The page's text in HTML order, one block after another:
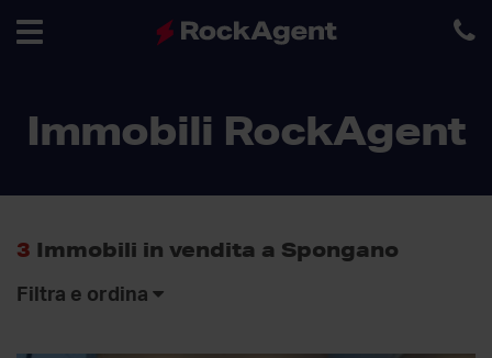
navigation
Immobili RockAgent
3 Immobili in vendita a Spongano
Filtra e ordina